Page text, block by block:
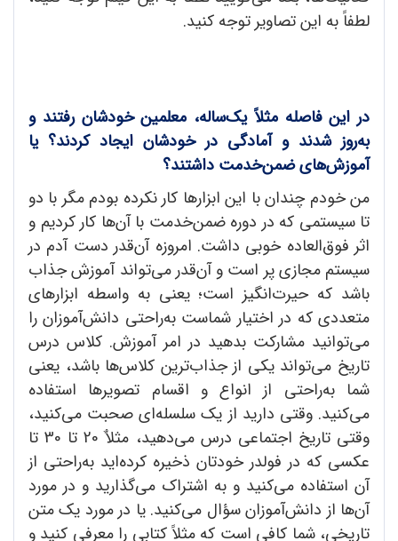
لطفاً به این تصاویر توجه کنید.
در این فاصله مثلاً یک‌ساله، معلمین خودشان رفتند و
به‌روز شدند و آمادگی در خودشان ایجاد کردند؟ یا
آموزش‌های ضمن‌خدمت داشتند؟
من خودم چندان با این ابزارها کار نکرده بودم مگر با دو
تا سیستمی که در دوره ضمن‌خدمت با آن‌ها کار کردیم و
اثر فوق‌العاده خوبی داشت. امروزه آن‌قدر دست آدم در
سیستم مجازی پر است و آن‌قدر می‌تواند آموزش جذاب
باشد که حیرت‌انگیز است؛ یعنی به واسطه ابزارهای
متعددی که در اختیار شماست به‌راحتی دانش‌آموزان را
می‌توانید مشارکت بدهید در امر آموزش. کلاس درس
تاریخ می‌تواند یکی از جذاب‌ترین کلاس‌ها باشد، یعنی
شما به‌راحتی از انواع و اقسام تصویرها استفاده
می‌کنید. وقتی دارید از یک سلسله‌ای صحبت می‌کنید،
وقتی تاریخ اجتماعی درس می‌دهید، مثلاٌ 20 تا 30 تا
عکسی که در فولدر خودتان ذخیره کرده‌اید به‌راحتی از
آن استفاده می‌کنید و به اشتراک می‌گذارید و در مورد
آن‌ها از دانش‌آموزان سؤال می‌کنید. یا در مورد یک متن
تاریخی، شما کافی است که مثلاً کتابی را معرفی کنید و